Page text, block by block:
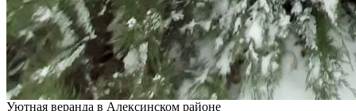
Уютная веранда в Алексинском районе